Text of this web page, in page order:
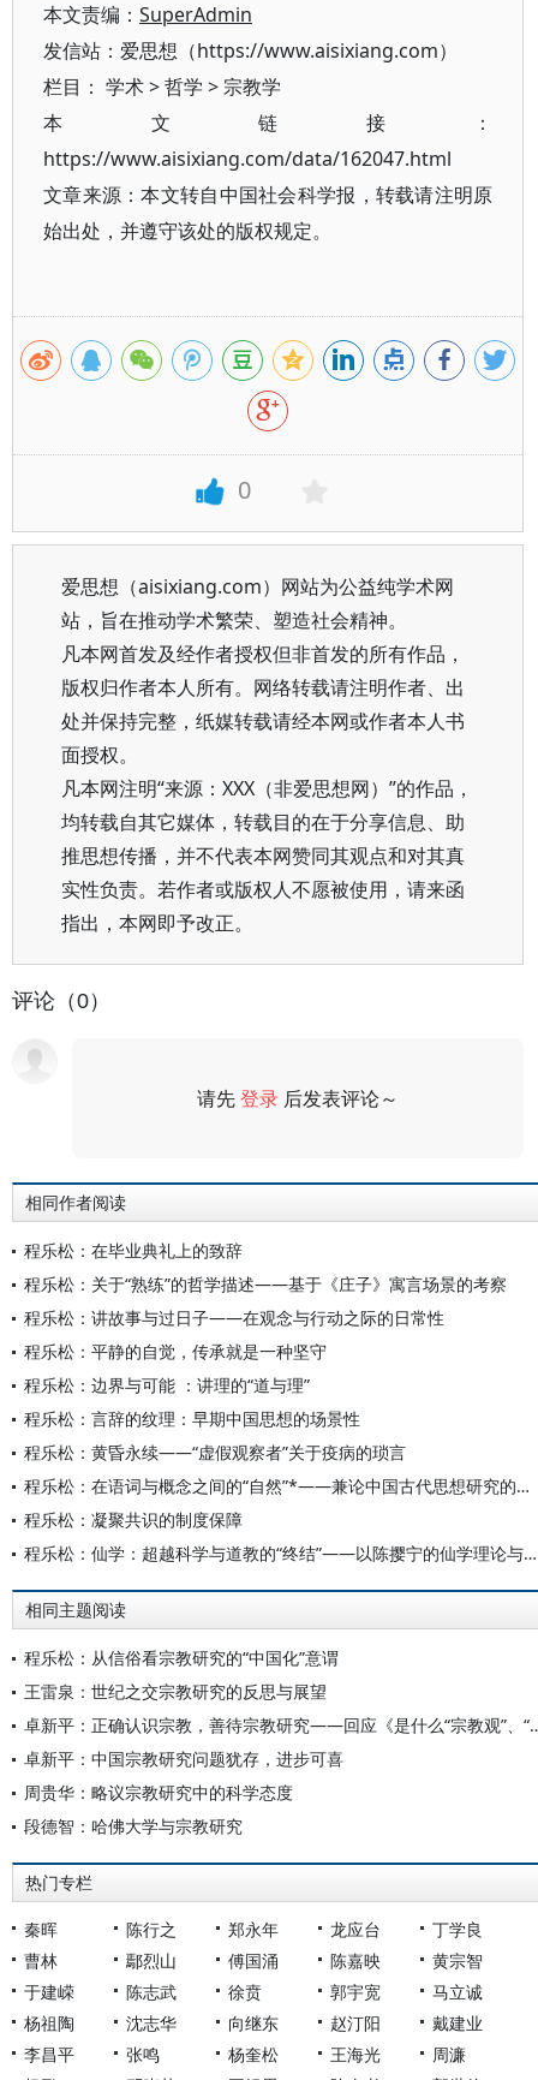
本文责编： SuperAdmin
发信站：爱思想（https://www.aisixiang.com）
栏目： 学术>哲学 >宗教学
本文链接：
https://www.aisixiang.com/data/162047.html
文章来源：本文转自中国社会科学报，转载请注明原
始出处，并遵守该处的版权规定。
0
爱思想（aisixiang.com）网站为公益纯学术网
站，旨在推动学术繁荣、塑造社会精神。
凡本网首发及经作者授权但非首发的所有作品，
版权归作者本人所有。网络转载请注明作者、出
处并保持完整，纸媒转载请经本网或作者本人书
面授权。
凡本网注明“来源：XXX（非爱思想网）”的作品，
均转载自其它媒体，转载目的在于分享信息、助
推思想传播，并不代表本网赞同其观点和对其真
实性负责。若作者或版权人不愿被使用，请来函
指出，本网即予改正。
评论（0）
请先登录 后发表评论～
相同作者阅读
程乐松：在毕业典礼上的致辞
程乐松：关于“熟练”的哲学描述——基于《庄子》寓言场景的考察
程乐松：讲故事与过日子——在观念与行动之际的日常性
程乐松：平静的自觉，传承就是一种坚守
程乐松：边界与可能 ：讲理的“道与理”
程乐松：言辞的纹理：早期中国思想的场景性
程乐松：黄昏永续——“虚假观察者”关于疫病的琐言
程乐松：在语词与概念之间的“自然”*——兼论中国古代思想研究的概念化方法
程乐松：凝聚共识的制度保障
程乐松：仙学：超越科学与道教的“终结”——以陈撄宁的仙学理论与科学观念为例的研究
相同主题阅读
程乐松：从信俗看宗教研究的“中国化”意谓
王雷泉：世纪之交宗教研究的反思与展望
卓新平：正确认识宗教，善待宗
卓新平：中国宗教研究问题犹存，进步可喜
周贵华：略议宗教研究中的科学态度
段德智：哈佛大学与宗教研究
热门专栏
秦晖 陈行之 郑永年 龙应台
丁学良
曹林
鄢烈山 傅国涌 陈嘉映
黄宗智
于建嵘
陈志武 徐贲 郭宇宽
马立诚
杨祖陶
沈志华 向继东 赵汀阳
戴建业
李昌平
张鸣 杨奎松 王海光
周濂